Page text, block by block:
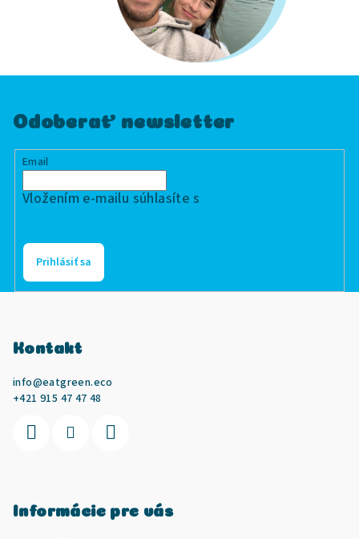
Odoberať newsletter
Email
Vložením e-mailu súhlasíte s
Prihlásiť sa
Kontakt
info@eatgreen.eco
+421 915 47 47 48
Informácie pre vás